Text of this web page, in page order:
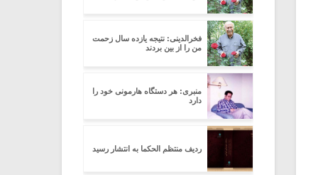
فخرالدینی: نتیجه یازده سال زحمت
من را از بین بردند
منبری: هر دستگاه هارمونی خود را
دارد
ردیف منتظم الحکما به انتشار رسید